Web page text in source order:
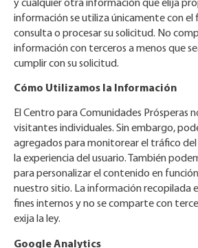
y cualquier otra información que elija
información se utiliza únicamente con el
consulta o procesar su solicitud. No
información con terceros a menos que
cumplir con su solicitud.
Cómo Utilizamos la Información
El Centro para Comunidades Prósperas
visitantes individuales. Sin embargo,
agregados para monitorear el tráfico
la experiencia del usuario. También
para personalizar el contenido en
nuestro sitio. La información recopilada
fines internos y no se comparte con
exija la ley.
Google Analytics